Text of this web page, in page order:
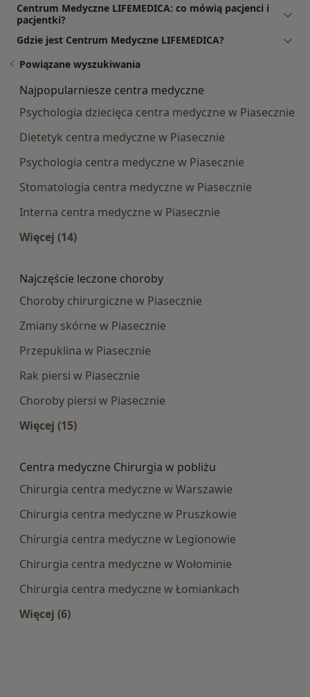
Centrum Medyczne LIFEMEDICA: co mówią pacjenci i
pacjentki?
Gdzie jest Centrum Medyczne LIFEMEDICA?
Powiązane wyszukiwania
Najpopularniesze centra medyczne
Psychologia dziecięca centra medyczne w Piasecznie
Dietetyk centra medyczne w Piasecznie
Psychologia centra medyczne w Piasecznie
Stomatologia centra medyczne w Piasecznie
Interna centra medyczne w Piasecznie
Więcej (14)
Najczęście leczone choroby
Choroby chirurgiczne w Piasecznie
Zmiany skórne w Piasecznie
Przepuklina w Piasecznie
Rak piersi w Piasecznie
Choroby piersi w Piasecznie
Więcej (15)
Centra medyczne Chirurgia w pobliżu
Chirurgia centra medyczne w Warszawie
Chirurgia centra medyczne w Pruszkowie
Chirurgia centra medyczne w Legionowie
Chirurgia centra medyczne w Wołominie
Chirurgia centra medyczne w Łomiankach
Więcej (6)